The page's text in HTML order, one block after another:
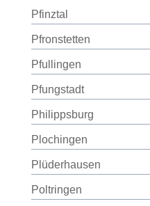
Pfinztal
Pfronstetten
Pfullingen
Pfungstadt
Philippsburg
Plochingen
Plüderhausen
Poltringen